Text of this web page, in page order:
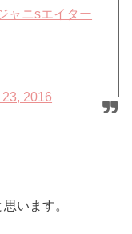
ャニsエイター
2016
います。